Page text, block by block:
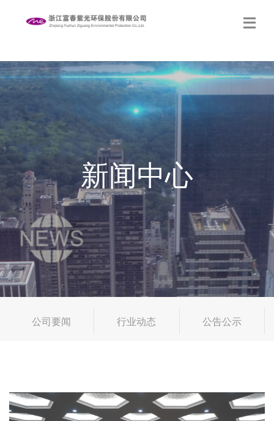
生态修复
关于我们
新闻中心
党的建设
社会责任
联系我们
网站地图
新闻中心
公司要闻 行业动态 公告公示